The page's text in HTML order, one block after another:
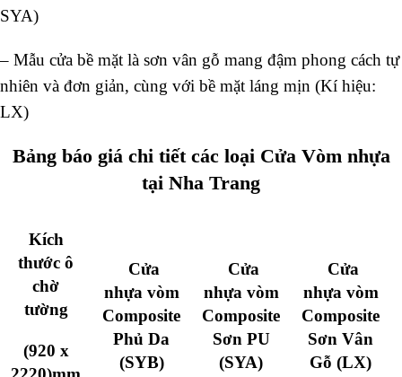
SYA)
– Mẫu cửa bề mặt là sơn vân gỗ mang đậm phong cách tự
nhiên và đơn giản, cùng với bề mặt láng mịn (Kí hiệu:
LX)
Bảng báo giá chi tiết các loại Cửa Vòm nhựa
tại Nha Trang
Kích
thước ô
chờ
tường
(920 x
Cửa
nhựa vòm
Composite
Phủ Da
(SYB)
Cửa
nhựa vòm
Composite
Sơn PU
(SYA)
Cửa
nhựa vòm
Composite
Sơn Vân
Gỗ (LX)